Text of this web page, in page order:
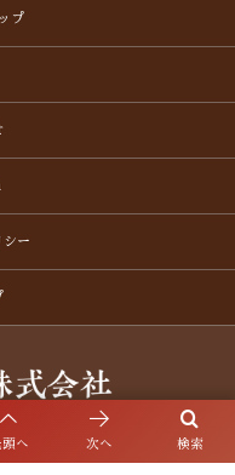
検索
頭へ 次へ
プ
シー
洲1692番地